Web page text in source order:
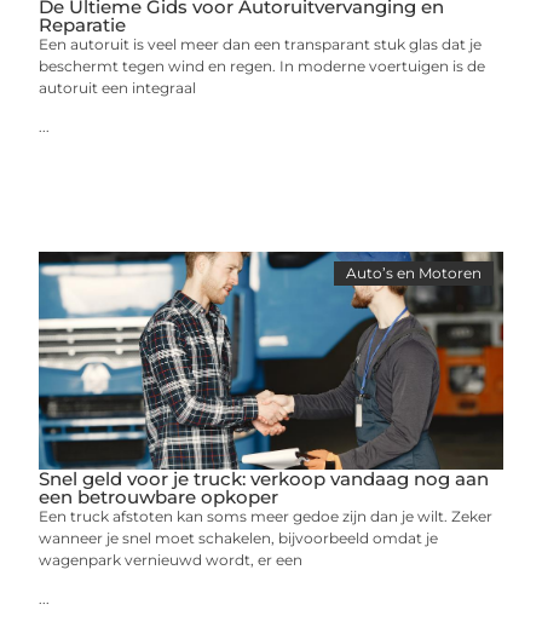
De Ultieme Gids voor Autoruitvervanging en
Reparatie
Een autoruit is veel meer dan een transparant stuk glas dat je
beschermt tegen wind en regen. In moderne voertuigen is de
autoruit een integraal
Auto’s en Motoren
Snel geld voor je truck: verkoop vandaag nog aan
een betrouwbare opkoper
Een truck afstoten kan soms meer gedoe zijn dan je wilt. Zeker
wanneer je snel moet schakelen, bijvoorbeeld omdat je
wagenpark vernieuwd wordt, er een